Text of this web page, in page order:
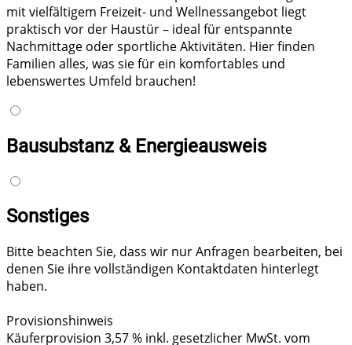
mit vielfältigem Freizeit- und Wellnessangebot liegt
praktisch vor der Haustür – ideal für entspannte
Nachmittage oder sportliche Aktivitäten. Hier finden
Familien alles, was sie für ein komfortables und
lebenswertes Umfeld brauchen!
Bausubstanz & Energieausweis
Sonstiges
Bitte beachten Sie, dass wir nur Anfragen bearbeiten, bei
denen Sie ihre vollständigen Kontaktdaten hinterlegt
haben.
Provisionshinweis
Käuferprovision 3,57 % inkl. gesetzlicher MwSt. vom